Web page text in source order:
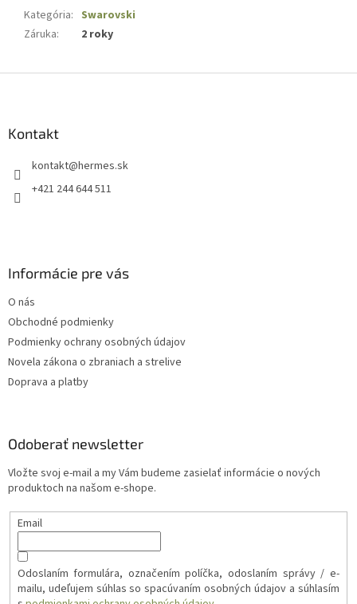
Kategória: Swarovski
Záruka: 2 roky
Kontakt
kontakt@hermes.sk
+421 244 644 511
Informácie pre vás
O nás
Obchodné podmienky
Podmienky ochrany osobných údajov
Novela zákona o zbraniach a strelive
Doprava a platby
Odoberať newsletter
Vložte svoj e-mail a my Vám budeme zasielať informácie o nových
produktoch na našom e-shope.
Email
Odoslaním formulára, označením políčka, odoslaním správy / e-
mailu, udeľujem súhlas so spacúvaním osobných údajov a súhlasím